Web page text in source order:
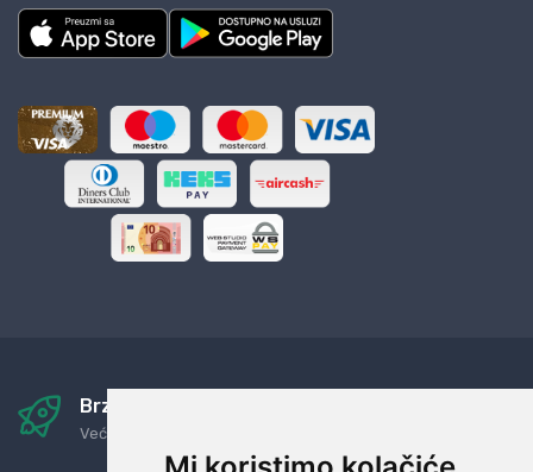
Brza i sigurna dostava
Već za nekoliko dana kod vas